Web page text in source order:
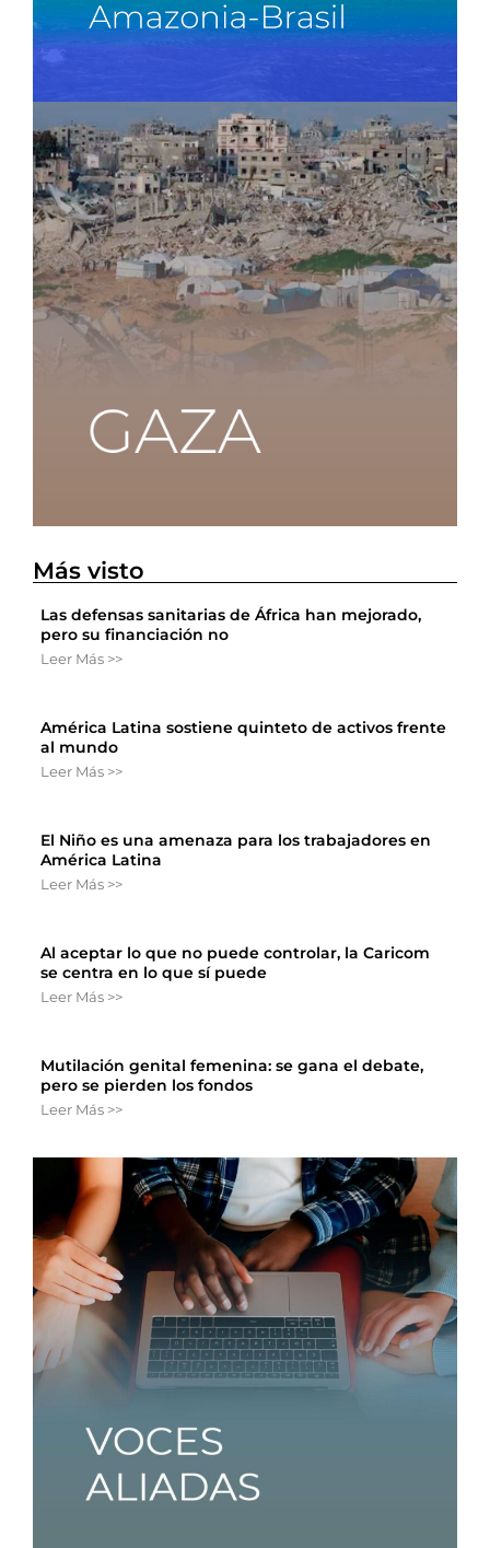
Más visto
Las defensas sanitarias de África han mejorado,
pero su financiación no
Leer Más >>
América Latina sostiene quinteto de activos frente
al mundo
Leer Más >>
El Niño es una amenaza para los trabajadores en
América Latina
Leer Más >>
Al aceptar lo que no puede controlar, la Caricom
se centra en lo que sí puede
Leer Más >>
Mutilación genital femenina: se gana el debate,
pero se pierden los fondos
Leer Más >>